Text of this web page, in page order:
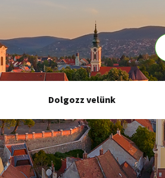
Dolgozz velünk